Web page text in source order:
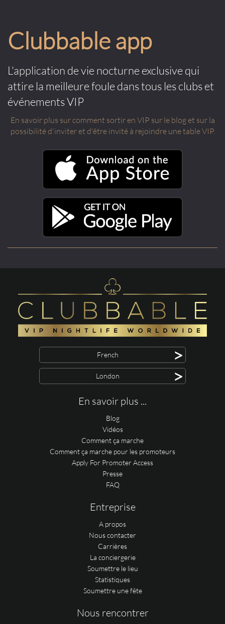
Clubbable app
L'application de vie nocturne exclusive qui
attire la meilleure foule dans tous les clubs et
événements VIP
En savoir plus sur comment sortir en VIP sur le blog et sur la
possibilité d'inviter et d'être invité à rejoindre une table VIP.
French >
London >
En savoir plus ...
Blog
Vidéos
Comment ça marche
Comment ça marche pour les promoteurs
Apply For Promoter Access
Presse
FAQ
Entreprise
A propos
Nous contacter
Carrières
La conciergerie
Soumettre le lieu
Statistiques
Soumettre une fête
Nous rencontrer